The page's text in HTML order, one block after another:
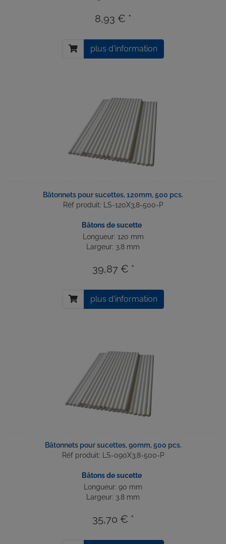
8,93 € *
plus d'information
Bâtonnets pour sucettes, 120mm, 500 pcs.
Réf produit: LS-120X3,8-500-P
Bâtons de sucette
Longueur: 120 mm
Largeur: 3.8 mm
39,87 € *
plus d'information
Bâtonnets pour sucettes, 90mm, 500 pcs.
Réf produit: LS-090X3,8-500-P
Bâtons de sucette
Longueur: 90 mm
Largeur: 3.8 mm
35,70 € *